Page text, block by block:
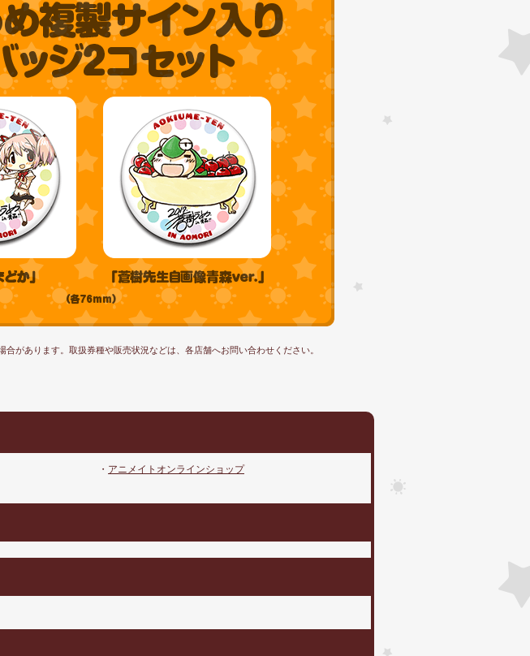
があります。取扱券種や販売状況などは、各店舗へお問い合わせください。
・ アニメイトオンラインショップ